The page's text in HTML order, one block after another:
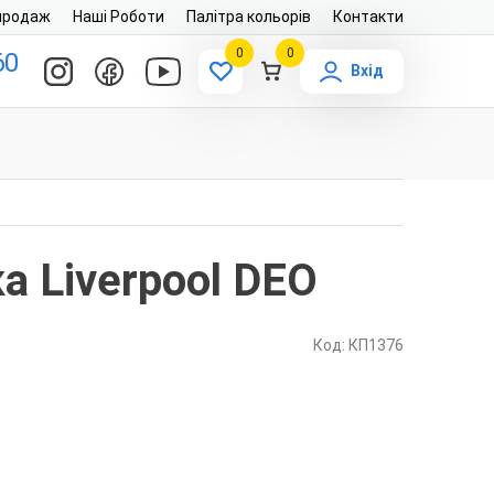
Наші Роботи Палітра кольорів Контакти
0 0
Вхід
Liverpool DEO
Код: КП1376